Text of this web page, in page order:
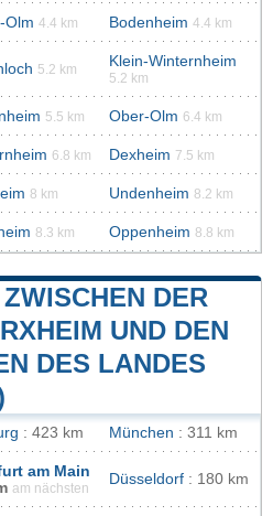
Olm 4.4 km Bodenheim 4.4 km
5.2 km Klein-Winternheim
5.2 km
5.5 km Ober-Olm 6.4 km
6.8 km Dexheim 7.5 km
8 km Undenheim 8.2 km
8.3 km Oppenheim 8.8 km
DER
UND DEN
DES LANDES
: 423 km München : 311 km
am Main
am nächsten
Düsseldorf : 180 km